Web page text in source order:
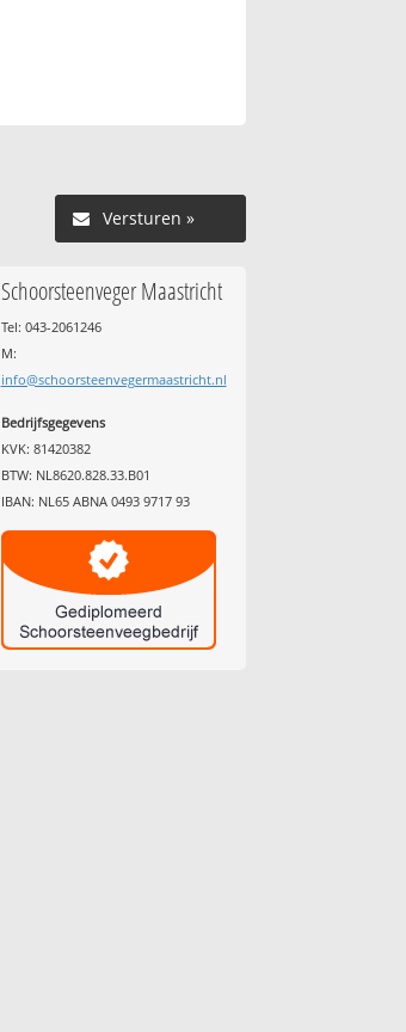
Versturen »
Schoorsteenveger Maastricht
Tel: 043-2061246
M:
info@schoorsteenvegermaastricht.nl
Bedrijfsgegevens
KVK: 81420382
BTW: NL8620.828.33.B01
IBAN: NL65 ABNA 0493 9717 93